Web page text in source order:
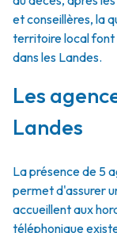
et conseillères, la
territoire local font
dans les Landes.
Les
Landes
La présence de 5
permet d'assurer
accueillent aux
téléphonique